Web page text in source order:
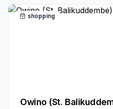
shopping
Owino (St.